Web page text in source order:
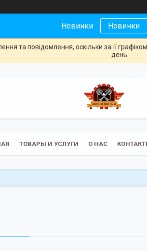
Новинки Новинки
та повідомлення, оскільки за її
день.
ТОВАРЫ И УСЛУГИ О НАС